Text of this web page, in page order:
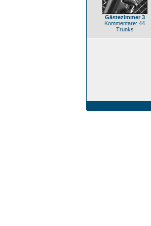
Gästezimmer 3
Kommentare: 44
Trunks